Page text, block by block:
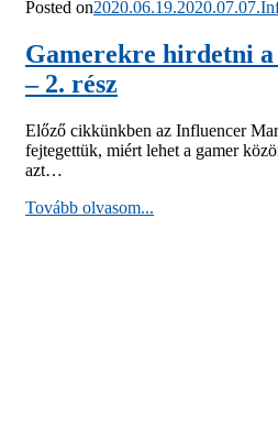
Posted on2020.06.19.2020.07.07.
Gamerekre hirdetni
– 2. rész
Előző cikkünkben az Influencer
fejtegettük, miért lehet a gamer
azt…
Tovább olvasom...